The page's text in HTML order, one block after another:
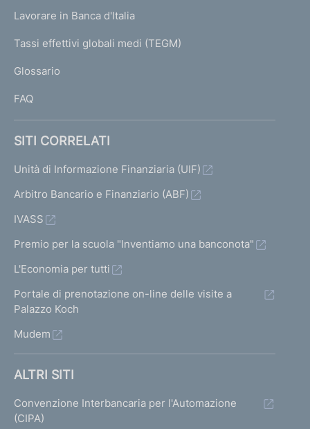
g
T
I
I
Lavorare in Banca d'Italia
Tassi effettivi globali medi (TEGM)
Glossario
FAQ
SITI CORRELATI
Unità di Informazione Finanziaria (UIF)
Arbitro Bancario e Finanziario (ABF)
IVASS
Premio per la scuola "Inventiamo una banconota"
L'Economia per tutti
Portale di prenotazione on-line delle visite a
Palazzo Koch
Mudem
ALTRI SITI
Convenzione Interbancaria per l'Automazione
(CIPA)